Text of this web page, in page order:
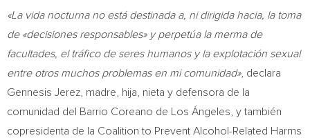
«La vida nocturna no está destinada a, ni dirigida hacia, la toma
de «decisiones responsables» y perpetúa la merma de
facultades, el tráfico de seres humanos y la explotación sexual
entre otros muchos problemas en mi comunidad», declara
Gennesis Jerez, madre, hija, nieta y defensora de la
comunidad del Barrio Coreano de Los Ángeles, y también
copresidenta de la Coalition to Prevent Alcohol-Related Harms